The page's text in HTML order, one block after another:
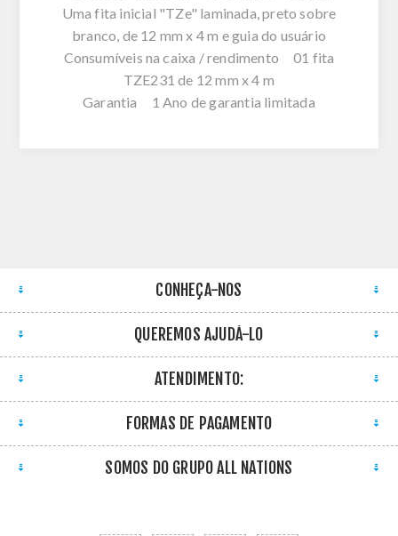
Uma fita inicial "TZe" laminada, preto sobre
branco, de 12 mm x 4 m e guia do usuário
Consumíveis na caixa / rendimento 01 fita
TZE231 de 12 mm x 4 m
Garantia 1 Ano de garantia limitada
CONHEÇA-NOS
QUEREMOS AJUDÁ-LO
ATENDIMENTO:
FORMAS DE PAGAMENTO
SOMOS DO GRUPO ALL NATIONS